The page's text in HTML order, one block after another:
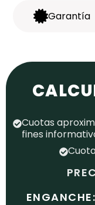
Garantía
Cuotas
fines
ENGANCHE: